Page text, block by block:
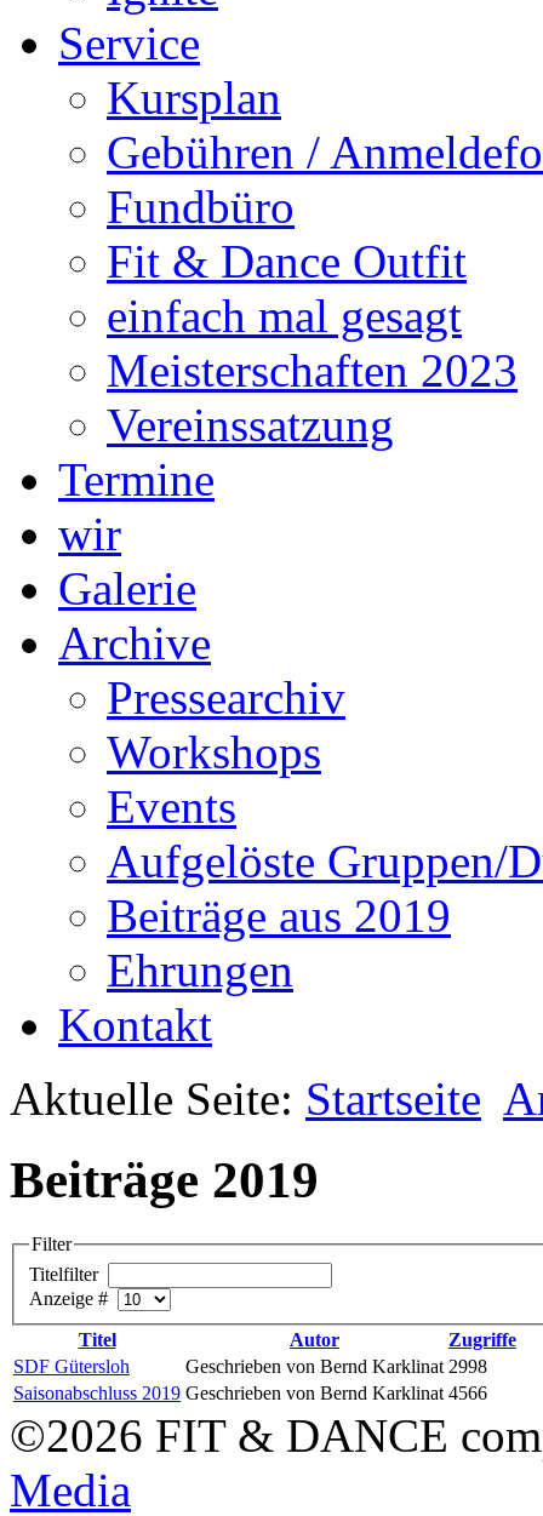
Service
Kursplan
Gebühren /
Fundbüro
Fit & Dance Outfit
einfach mal gesagt
Meisterschaften 2023
Vereinssatzung
Termine
wir
Galerie
Archive
Pressearchiv
Workshops
Events
Aufgelöste Gruppen/
Beiträge aus 2019
Ehrungen
Kontakt
Aktuelle Seite: Startseite
Beiträge 2019
Filter
Titelfilter
Anzeige #
Titel
Autor
Zugriffe
SDF Gütersloh
Geschrieben von Bernd Karklinat 2998
Saisonabschluss 2019 Geschrieben von Bernd Karklinat 4566
©2026 FIT & DANCE
Media